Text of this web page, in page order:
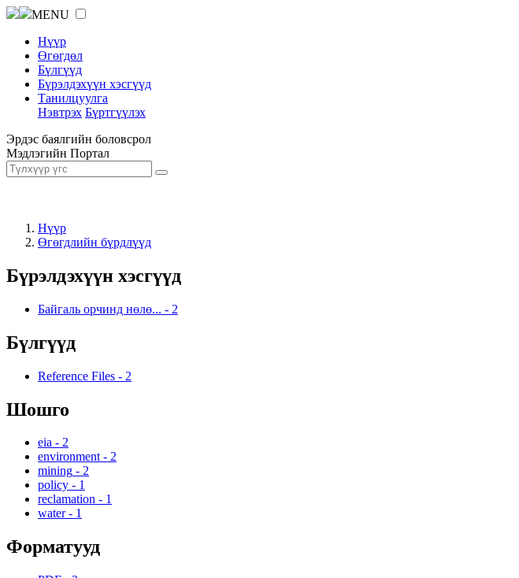
MENU
Нүүр
Өгөгдөл
Бүлгүүд
Бүрэлдэхүүн хэсгүүд
Танилцуулга
Нэвтрэх Бүртгүүлэх
Эрдэс баялгийн боловсрол
Мэдлэгийн Портал
Нүүр
Өгөгдлийн бүрдлүүд
Бүрэлдэхүүн хэсгүүд
Байгаль орчинд нөлө... - 2
Бүлгүүд
Reference Files - 2
Шошго
eia - 2
environment - 2
mining - 2
policy - 1
reclamation - 1
water - 1
Форматууд